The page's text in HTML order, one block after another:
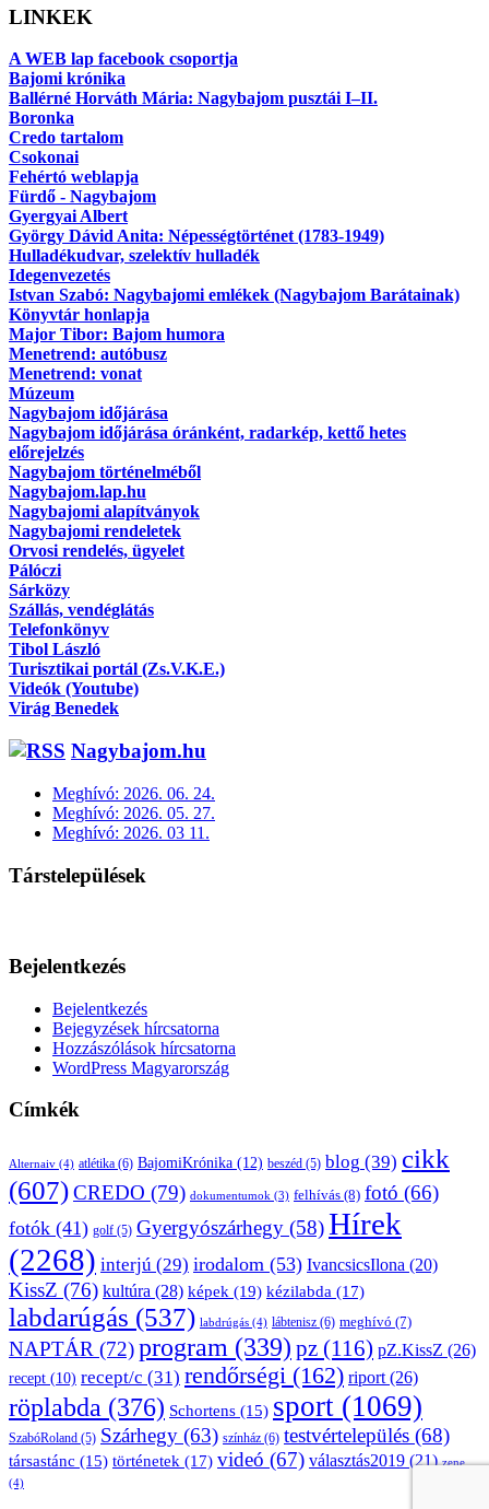
LINKEK
A WEB lap facebook csoportja
Bajomi krónika
Ballérné Horváth Mária: Nagybajom pusztái I–II.
Boronka
Credo tartalom
Csokonai
Fehértó weblapja
Fürdő - Nagybajom
Gyergyai Albert
György Dávid Anita: Népességtörténet (1783-1949)
Hulladékudvar, szelektív hulladék
Idegenvezetés
Istvan Szabó: Nagybajomi emlékek (Nagybajom Barátainak)
Könyvtár honlapja
Major Tibor: Bajom humora
Menetrend: autóbusz
Menetrend: vonat
Múzeum
Nagybajom időjárása
Nagybajom időjárása óránként, radarkép, kettő hetes
előrejelzés
Nagybajom történelméből
Nagybajom.lap.hu
Nagybajomi alapítványok
Nagybajomi rendeletek
Orvosi rendelés, ügyelet
Pálóczi
Sárközy
Szállás, vendéglátás
Telefonkönyv
Tibol László
Turisztikai portál (Zs.V.K.E.)
Videók (Youtube)
Virág Benedek
Nagybajom.hu
Meghívó: 2026. 06. 24.
Meghívó: 2026. 05. 27.
Meghívó: 2026. 03 11.
Társtelepülések
Bejelentkezés
Bejelentkezés
Bejegyzések hírcsatorna
Hozzászólások hírcsatorna
WordPress Magyarország
Címkék
Alternaiv (4) atlétika (6) BajomiKrónika (12) beszéd (5) blog (39) cikk
(607)CREDO (79) dokumentumok (3) felhívás (8) fotó (66)
fotók (41) golf (5) Gyergyószárhegy (58)Hírek
(2268) interjú (29) irodalom (53) IvancsicsIlona (20)
KissZ (76) kultúra (28) képek (19) kézilabda (17)
labdarúgás (537) labdrúgás (4) lábtenisz (6) meghívó (7)
NAPTÁR (72)program (339) pz (116) pZ.KissZ (26)
recept (10) recept/c (31) rendőrségi (162) riport(26)
röplabda (376) Schortens (15) sport (1069)
SzabóRoland (5) Szárhegy (63) színház (6) testvértelepülés (68)
társastánc (15) történetek (17) videó (67) választás2019 (21) zene
(4)